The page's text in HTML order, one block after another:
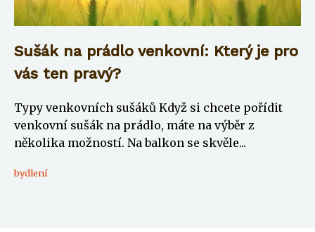
Sušák na prádlo venkovní: Který je pro
vás ten pravý?
Typy venkovních sušáků Když si chcete pořídit
venkovní sušák na prádlo, máte na výběr z
několika možností. Na balkon se skvěle...
bydlení